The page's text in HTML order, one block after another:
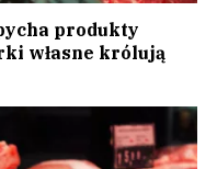
produkty
własne królują